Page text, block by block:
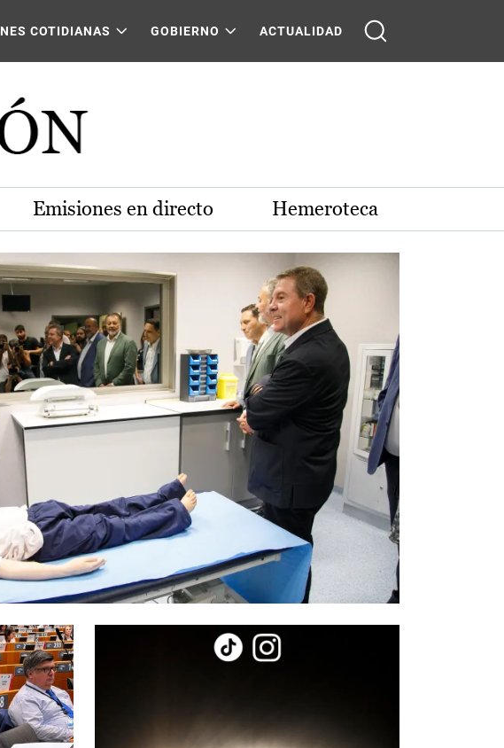
COTIDIANAS GOBIERNO ACTUALIDAD
Emisiones en directo Hemeroteca